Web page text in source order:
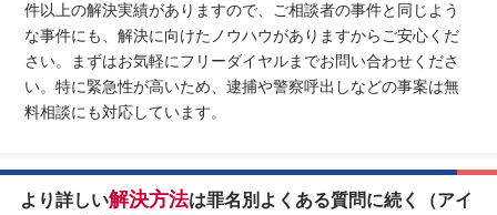
件以上の解決実績がありますので、ご相談者の事件と同じよう
な事件にも、解決に向けたノウハウがありますからご安心くだ
さい。まずはお気軽にフリーダイヤルまでお問い合わせくださ
い。特に緊急性が高いため、逮捕や警察呼出しなどの事案は無
料相談にも対応しています。
より詳しい解決方法は罪名別よくある質問に続く（アイ